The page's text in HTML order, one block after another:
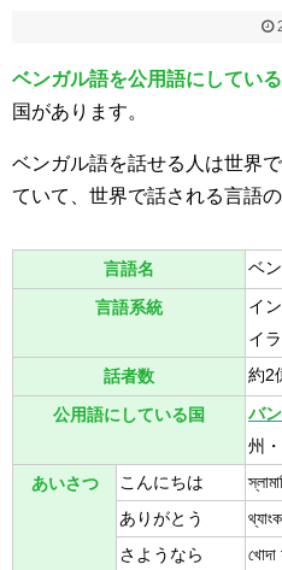
ベンガル語を公用語にしてい
国があります。
ベンガル語を話せる人は世界
ていて、世界で話される言語
言語名 ベ
言語系統
イ
イ
話者数 約2
公用語にしている国 バ
州
あいさつ こんにちは
ありがとう
さようなら